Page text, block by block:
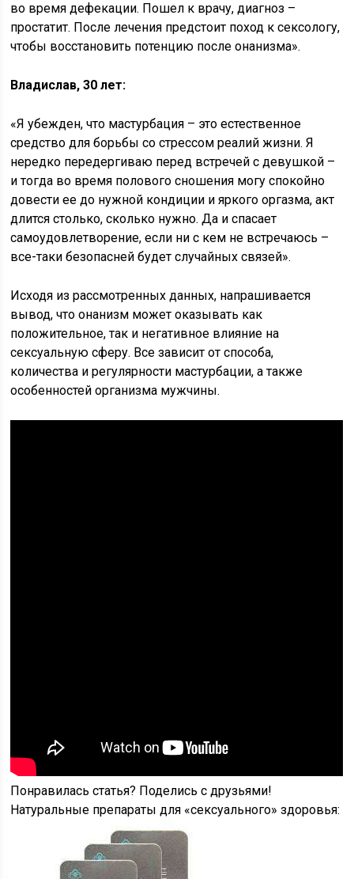
во время дефекации. Пошел к врачу, диагноз –
простатит. После лечения предстоит поход к сексологу,
чтобы восстановить потенцию после онанизма».
Владислав, 30 лет:
«Я убежден, что мастурбация – это естественное
средство для борьбы со стрессом реалий жизни. Я
нередко передергиваю перед встречей с девушкой –
и тогда во время полового сношения могу спокойно
довести ее до нужной кондиции и яркого оргазма, акт
длится столько, сколько нужно. Да и спасает
самоудовлетворение, если ни с кем не встречаюсь –
все-таки безопасней будет случайных связей».
Исходя из рассмотренных данных, напрашивается
вывод, что онанизм может оказывать как
положительное, так и негативное влияние на
сексуальную сферу. Все зависит от способа,
количества и регулярности мастурбации, а также
особенностей организма мужчины.
Понравилась статья? Поделись с друзьями!
Натуральные препараты для «сексуального» здоровья: